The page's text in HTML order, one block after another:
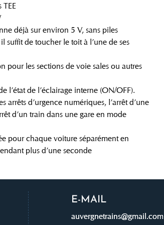
déjà sur environ 5 V, sans piles
suffit de toucher le toit à l’une de ses
pour les sections de voie sales ou autres
l’état de l’éclairage interne (ON/OFF).
arrêts d’urgence numériques, l’arrêt d’une
d’un train dans une gare en mode
pour chaque voiture séparément en
plus d’une seconde
E-MAIL
auvergnetrains@gmail.com
auvergnetrains@gmail.com